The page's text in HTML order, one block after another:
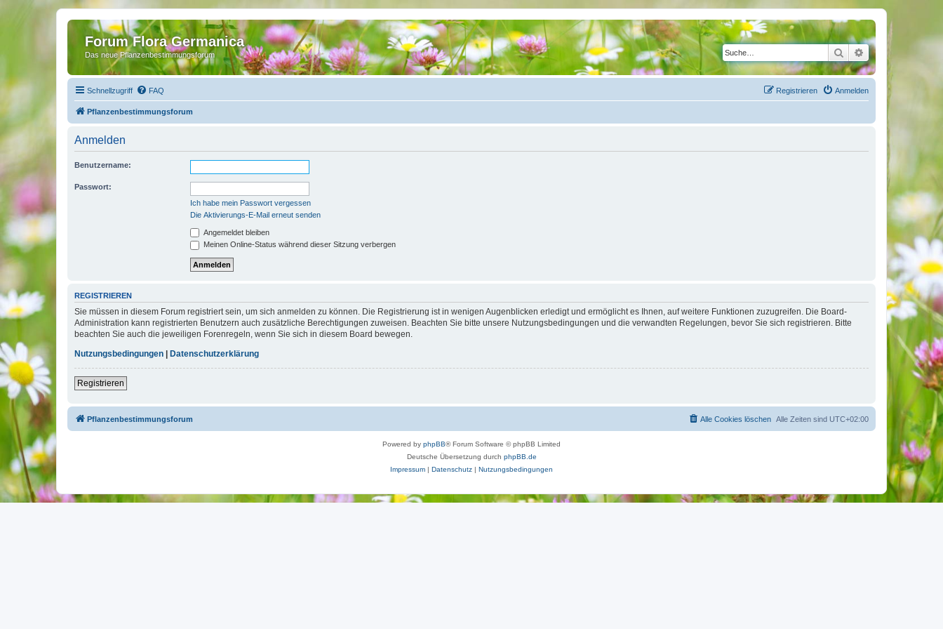
Forum Flora Germanica
Das neue Pflanzenbestimmungsforum SucheErweiterte Suche
Schnellzugriff FAQ Anmelden
Registrieren
Pflanzenbestimmungsforum
Anmelden
Benutzername:
Passwort:
Ich habe mein Passwort vergessen
Die Aktivierungs-E-Mail erneut senden
Angemeldet bleiben
Meinen Online-Status während dieser Sitzung verbergen
REGISTRIEREN
Sie müssen in diesem Forum registriert sein, um sich anmelden zu können. Die Registrierung ist in wenigen Augenblicken erledigt und ermöglicht es Ihnen, auf weitere Funktionen zuzugreifen. Die Board-
Administration kann registrierten Benutzern auch zusätzliche Berechtigungen zuweisen. Beachten Sie bitte unsere Nutzungsbedingungen und die verwandten Regelungen, bevor Sie sich registrieren. Bitte
beachten Sie auch die jeweiligen Forenregeln, wenn Sie sich in diesem Board bewegen.
Nutzungsbedingungen
Datenschutzerklärung
Registrieren
Pflanzenbestimmungsforum Alle Zeiten sind UTC+02:00
Alle Cookies löschen
Powered by phpBB® Forum Software © phpBB Limited
Deutsche Übersetzung durch phpBB.de
Impressum | Datenschutz | Nutzungsbedingungen